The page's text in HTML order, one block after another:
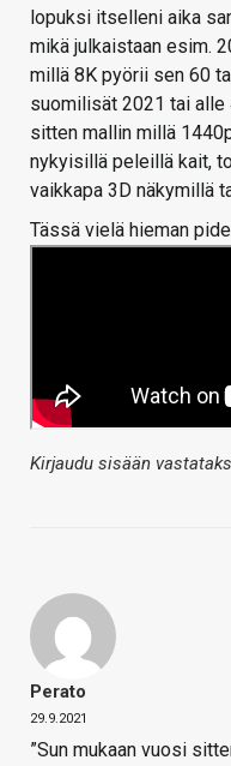
lopuksi itselleni aika
mikä julkaistaan esim.
millä 8K pyörii sen 60
suomilisät 2021 tai
sitten mallin millä
nykyisillä peleillä kait,
vaikkapa 3D näkymillä
Tässä vielä hieman
Kirjaudu sisään
Perato
29.9.2021
”Sun mukaan vuosi